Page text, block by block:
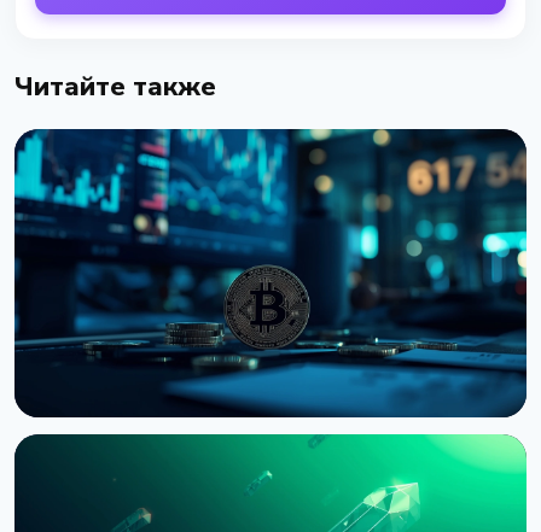
Читайте также
Bernstein предупреждает об обвале
крипторынка из-за провала CLARITY Act в